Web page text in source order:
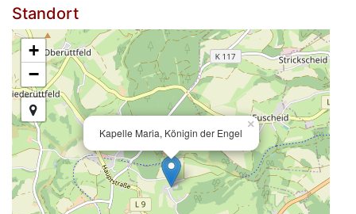
Standort
Kapelle Maria, Königin der Engel
×
+
−